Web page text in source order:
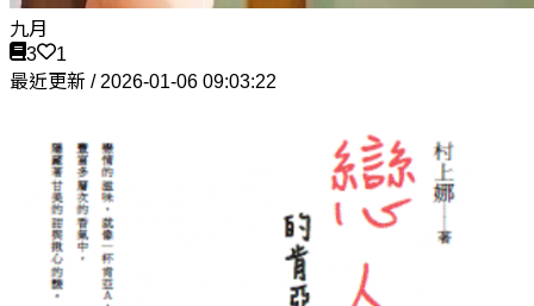
九月
3
1
最近更新 / 2026-01-06 09:03:22